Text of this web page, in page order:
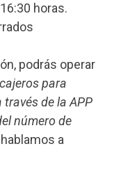
horas.
podrás operar
para
de la APP
número de
a